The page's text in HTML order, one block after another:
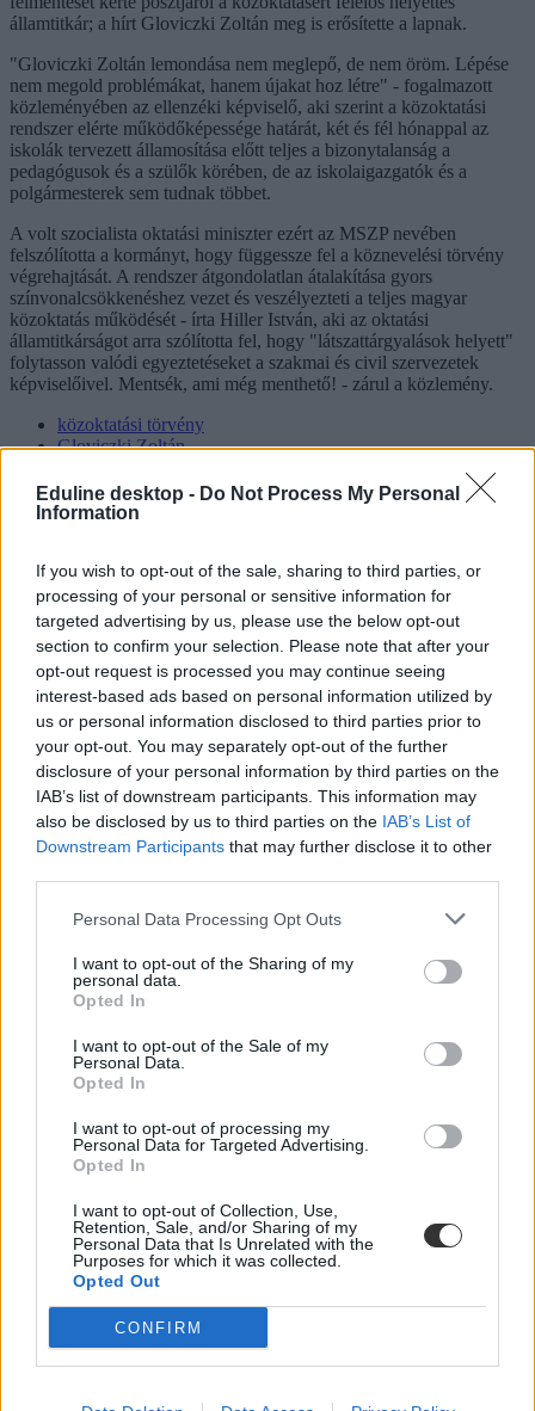
Eduline desktop - Do Not Process My Personal
Information
If you wish to opt-out of the sale, sharing to third parties, or
processing of your personal or sensitive information for
targeted advertising by us, please use the below opt-out
section to confirm your selection. Please note that after your
opt-out request is processed you may continue seeing
interest-based ads based on personal information utilized by
us or personal information disclosed to third parties prior to
your opt-out. You may separately opt-out of the further
disclosure of your personal information by third parties on the
IAB’s list of downstream participants. This information may
also be disclosed by us to third parties on the IAB’s List of
Downstream Participants that may further disclose it to other
Personal Data Processing Opt Outs
I want to opt-out of the Sharing of my
personal data.
Opted In
I want to opt-out of the Sale of my
Personal Data.
Opted In
I want to opt-out of processing my
Personal Data for Targeted Advertising.
Opted In
I want to opt-out of Collection, Use,
Retention, Sale, and/or Sharing of my
Personal Data that Is Unrelated with the
Purposes for which it was collected.
Opted Out
CONFIRM
államtitkár; a hírt Gloviczki Zoltán meg is erősítette a lapnak.
"Gloviczki Zoltán lemondása nem meglepő, de nem öröm. Lépése
nem megold problémákat, hanem újakat hoz létre" - fogalmazott
közleményében az ellenzéki képviselő, aki szerint a közoktatási
rendszer elérte működőképessége határát, két és fél hónappal az
iskolák tervezett államosítása előtt teljes a bizonytalanság a
pedagógusok és a szülők körében, de az iskolaigazgatók és a
polgármesterek sem tudnak többet.
A volt szocialista oktatási miniszter ezért az MSZP nevében
felszólította a kormányt, hogy függessze fel a köznevelési törvény
végrehajtását. A rendszer átgondolatlan átalakítása gyors
színvonalcsökkenéshez vezet és veszélyezteti a teljes magyar
közoktatás működését - írta Hiller István, aki az oktatási
államtitkárságot arra szólította fel, hogy "látszattárgyalások helyett"
folytasson valódi egyeztetéseket a szakmai és civil szervezetek
képviselőivel. Mentsék, ami még menthető! - zárul a közlemény.
közoktatási törvény
Gloviczki Zoltán
köznevelési törvény
Mi a baj a 8 osztályos általános iskolával, és mi jöhet
helyette?
A kisiskolák tanárhiánya és a kisgimnáziumok elitképzővé válása
nem elszigetelt hibák, hanem a jelenlegi oktatási szerkezet
„erővonalai”, amelyek a rendszer gyökeres reformjáért kiáltanak Dr.
Gyarmathy Éva klinikai és neveléslélektani szakpszichológus,
Kurucz-Gáspár Tünde
Dolgoznának az egyetem mellett, mégsem
vállalhatnak diákmunkát – több mint százezer
levelezős hallgatót érinthet a szabály
tagozatos hallgató vagyok, egyből húzni kezdték a szájukat” –
számolt be tapasztalatairól az Eduline-nak egy egyetemista. Példája
azonban korántsem egyedi: több levelezős hallgató számolt be
Campus life
Kovács Dóri
Eltörölnék a 45 perces iskola-előkészítőt, újra az
óvodák dönthetnének az iskolaérettségről